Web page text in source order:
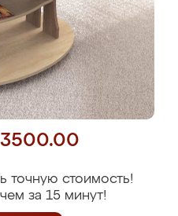
точную стоимость!
за 15 минут!